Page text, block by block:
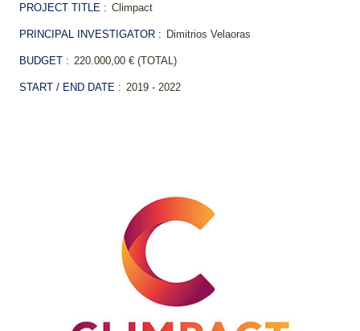
PROJECT TITLE : Climpact
PRINCIPAL INVESTIGATOR : Dimitrios Velaoras
BUDGET : 220.000,00 € (TOTAL)
START / END DATE : 2019 - 2022